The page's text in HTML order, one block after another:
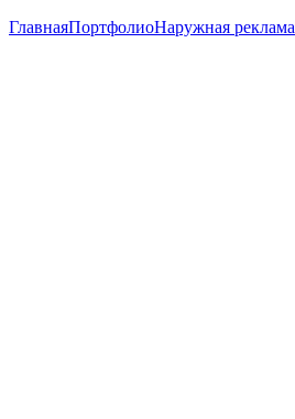
ГлавнаяПортфолиоНаружная реклама